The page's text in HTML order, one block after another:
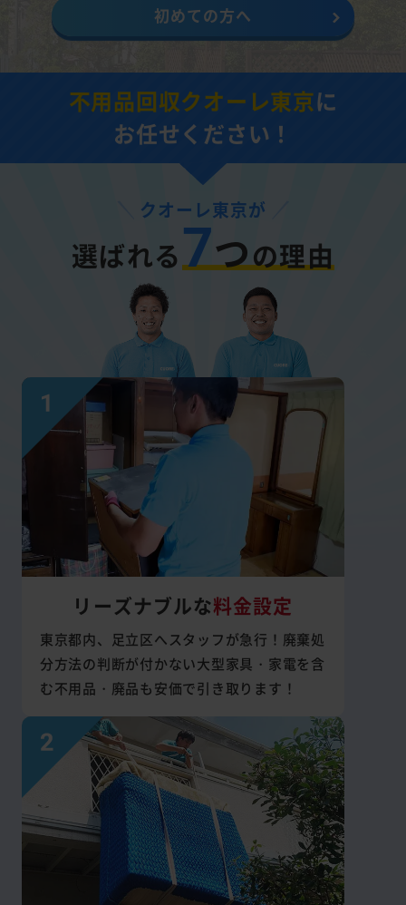
初めての方へ
不用品回収クオーレ東京に
お任せください！
クオーレ東京が
選ばれる7つの理由
リーズナブルな料金設定
東京都内、足立区へスタッフが急行！廃棄処
分方法の判断が付かない大型家具・家電を含
む不用品・廃品も安価で引き取ります！